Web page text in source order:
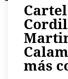
Tecnología
Economía
Estilo de vida
Contenido
más